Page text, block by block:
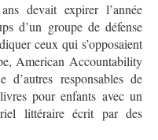
devait expirer l’année
d’un groupe de défense
ceux qui s’opposaient
American Accountability
d’autres responsables de
pour enfants avec un
littéraire écrit par des